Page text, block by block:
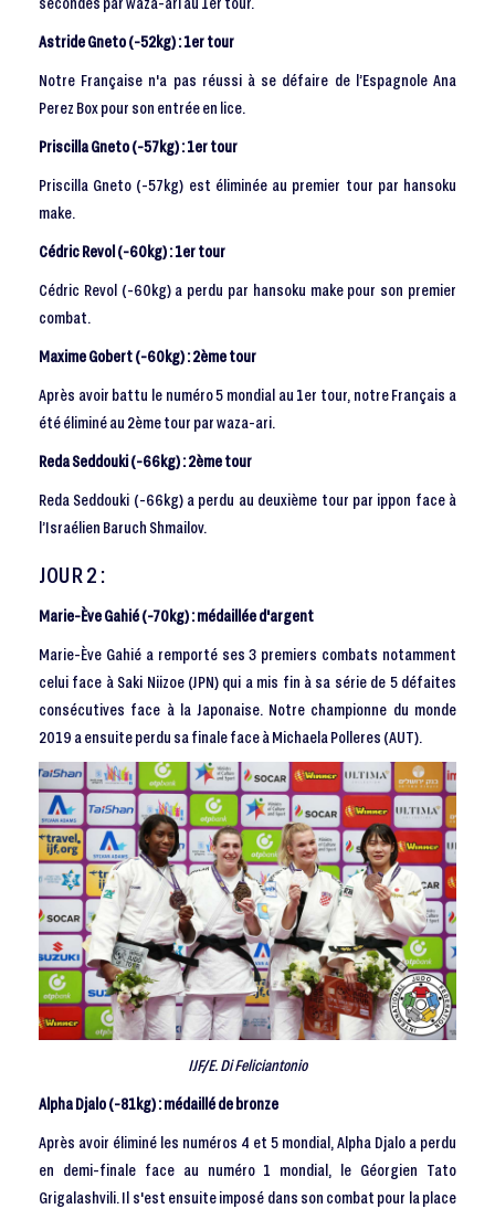
Astride Gneto (-52kg) : 1er tour
Notre Française n'a pas réussi à se défaire de l’Espagnole Ana
Perez Box pour son entrée en lice.
Priscilla Gneto (-57kg) : 1er tour
Priscilla Gneto (-57kg) est éliminée au premier tour par hansoku
make.
Cédric Revol (-60kg) : 1er tour
Cédric Revol (-60kg) a perdu par hansoku make pour son premier
combat.
Maxime Gobert (-60kg) : 2ème tour
Après avoir battu le numéro 5 mondial au 1er tour, notre Français a
été éliminé au 2ème tour par waza-ari.
Reda Seddouki (-66kg) : 2ème tour
Reda Seddouki (-66kg) a perdu au deuxième tour par ippon face à
l’Israélien Baruch Shmailov.
JOUR 2 :
Marie-Ève Gahié (-70kg) : médaillée d'argent
Marie-Ève Gahié a remporté ses 3 premiers combats notamment
celui face à Saki Niizoe (JPN) qui a mis fin à sa série de 5 défaites
consécutives face à la Japonaise. Notre championne du monde
2019 a ensuite perdu sa finale face à Michaela Polleres (AUT).
IJF/E. Di Feliciantonio
Alpha Djalo (-81kg) : médaillé de bronze
Après avoir éliminé les numéros 4 et 5 mondial, Alpha Djalo a perdu
en demi-finale face au numéro 1 mondial, le Géorgien Tato
Grigalashvili. Il s'est ensuite imposé dans son combat pour la place